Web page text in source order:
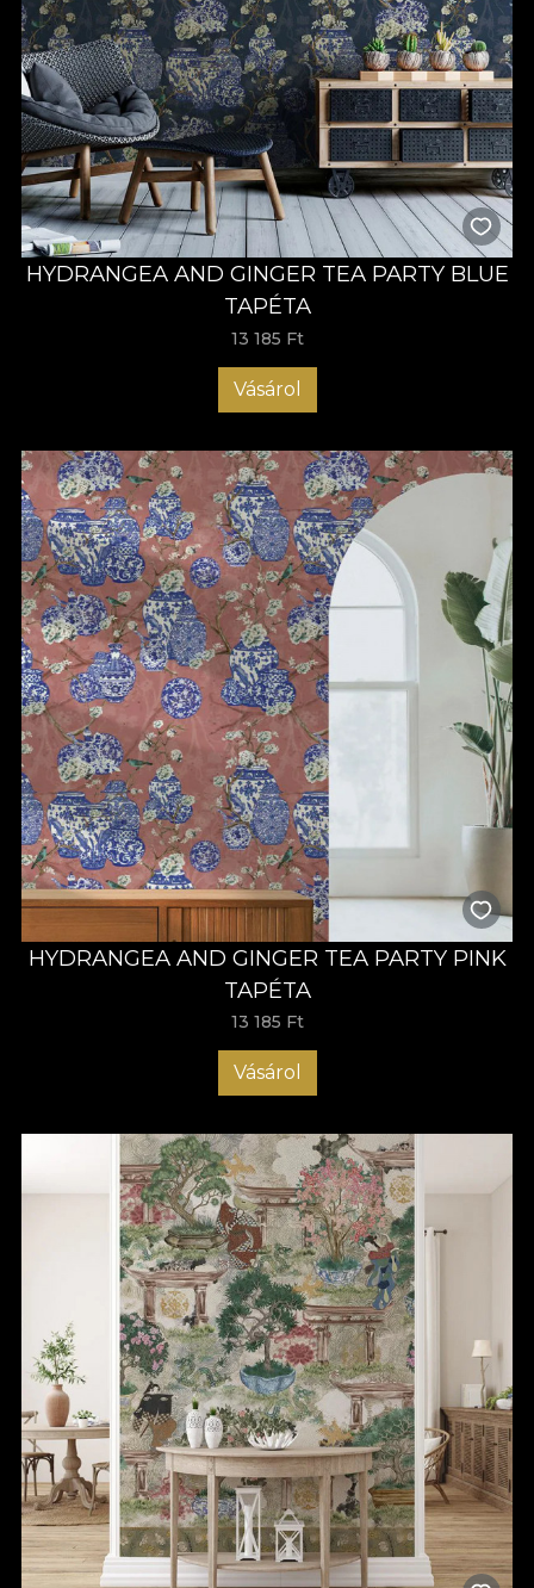
HYDRANGEA AND GINGER TEA PARTY BLUE
TAPÉTA
13 185 Ft
Vásárol
HYDRANGEA AND GINGER TEA PARTY PINK
TAPÉTA
13 185 Ft
Vásárol